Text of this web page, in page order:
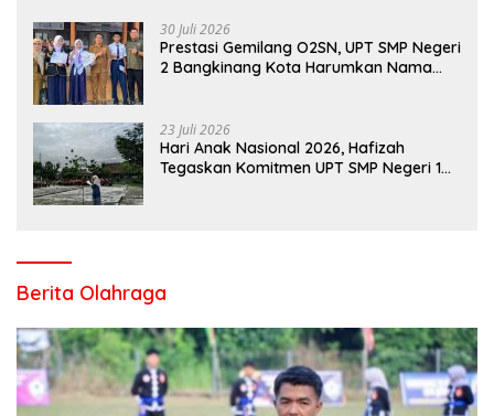
30 Juli 2026
Prestasi Gemilang O2SN, UPT SMP Negeri
2 Bangkinang Kota Harumkan Nama
23 Juli 2026
Hari Anak Nasional 2026, Hafizah
Tegaskan Komitmen UPT SMP Negeri 1
Berita Olahraga